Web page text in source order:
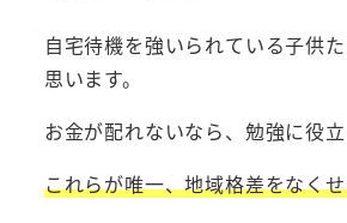
自宅待機を強いられている子供
思います。
お金が配れないなら、勉強に役
これらが唯一、地域格差をなく